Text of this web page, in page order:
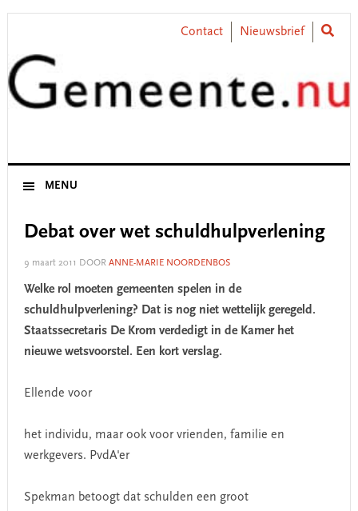
Skip
primary
navigation
Skip
content
Skip
primary
sidebar
Skip
footer
Contact Nieuwsbrief
MENU
Debat over wet schuldhulpverlening
9 maart 2011 DOOR ANNE-MARIE NOORDENBOS
Welke rol moeten gemeenten spelen in de
schuldhulpverlening? Dat is nog niet wettelijk geregeld.
Staatssecretaris De Krom verdedigt in de Kamer het
nieuwe wetsvoorstel. Een kort verslag.
Ellende voor
het individu, maar ook voor vrienden, familie en
werkgevers. PvdA'er
Spekman betoogt dat schulden een groot